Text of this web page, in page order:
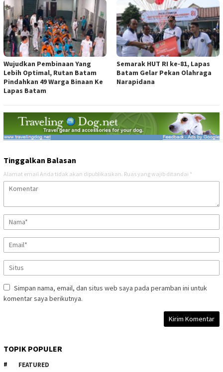
Wujudkan Pembinaan Yang
Lebih Optimal, Rutan Batam
Pindahkan 49 Warga Binaan Ke
Lapas Batam
Semarak HUT RI ke-81, Lapas
Batam Gelar Pekan Olahraga
Narapidana
Tinggalkan Balasan
Alamat email Anda tidak akan dipublikasikan. Ruas yang wajib ditandai *
Simpan nama, email, dan situs web saya pada peramban ini untuk
komentar saya berikutnya.
TOPIK POPULER
FEATURED